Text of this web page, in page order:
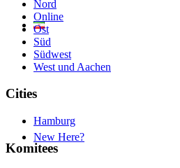
New Here?
Nord
Online
Ost
Süd
Südwest
West und Aachen
Cities
Hamburg
Komitees